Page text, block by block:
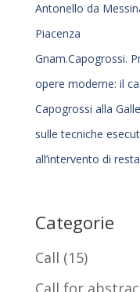
Antonello da
Piacenza
Gnam.Capogrossi.
opere moderne: il
Capogrossi alla
sulle tecniche
all’intervento di
Categorie
Call (15)